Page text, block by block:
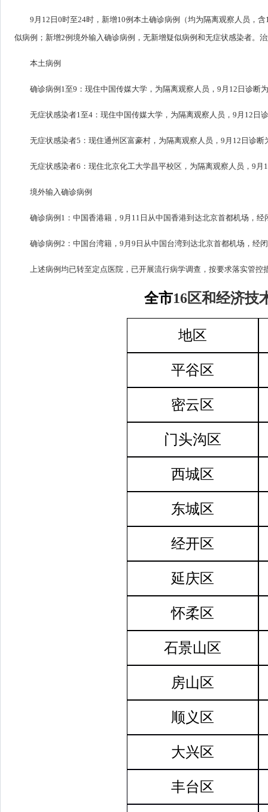
9月1 2 日0时至24时，新增1 0例本土确诊病例（均为隔离观察人员，
似病例；新增2例境外输入确诊病例 ， 无新增疑似病例和无症状感染者。
本土病例
确诊病例1至9：现住中国传媒大学，为隔离观察人员，9月12日诊断
无症状感染者1至4：现住中国传媒大学，为隔离观察人员，9月12日
无症状感染者5：现住通州区富豪村，为隔离观察人员，9月12日诊断
无症状感染者6：现住北京化工大学昌平校区，为隔离观察人员，9月
境外输入确诊病例
确诊病例1：中国香港籍，9月11日从中国香港到达北京首都机场，
确诊病例2：中国台湾籍，9月9日从中国台湾到达北京首都机场，经
上述病例均已转至定点医院，已开展流行病学调查，按要求落实管控
全市16区和经济技
地区
平谷区
密云区
门头沟区
西城区
东城区
经开区
延庆区
怀柔区
石景山区
房山区
顺义区
大兴区
丰台区